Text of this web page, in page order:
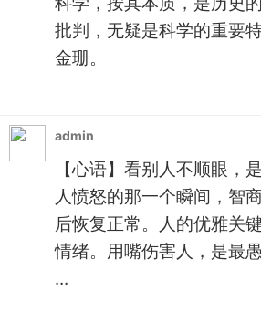
批判，无疑是科学的重要
金珊。
admin
【心语】看别人不顺眼，
人愤怒的那一个瞬间，智
后恢复正常。人的优雅关
情绪。用嘴伤害人，是最
...